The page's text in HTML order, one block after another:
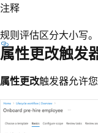
注释
规则评估区分大小写。
属性更改触发
属性更改触发器允许